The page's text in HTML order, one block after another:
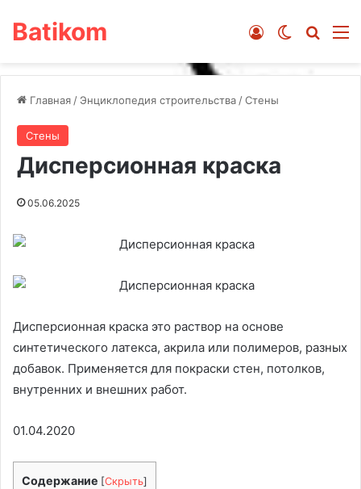
Batikom Switch skin
Войти
Главная / Энциклопедия строительства /Стены
Стены
Дисперсионная краска
05.06.2025
Дисперсионная краска это раствор на основе
синтетического латекса, акрила или полимеров, разных
добавок. Применяется для покраски стен, потолков,
внутренних и внешних работ.
01.04.2020
Содержание [Скрыть]